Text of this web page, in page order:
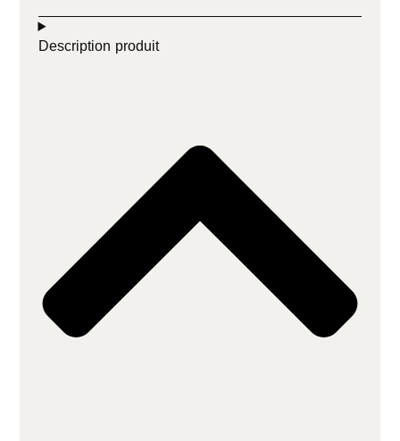
Description produit